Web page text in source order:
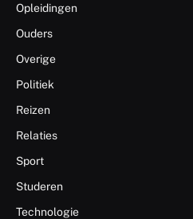
Opleidingen
Ouders
Overige
Politiek
Reizen
Relaties
Sport
Studeren
Technologie